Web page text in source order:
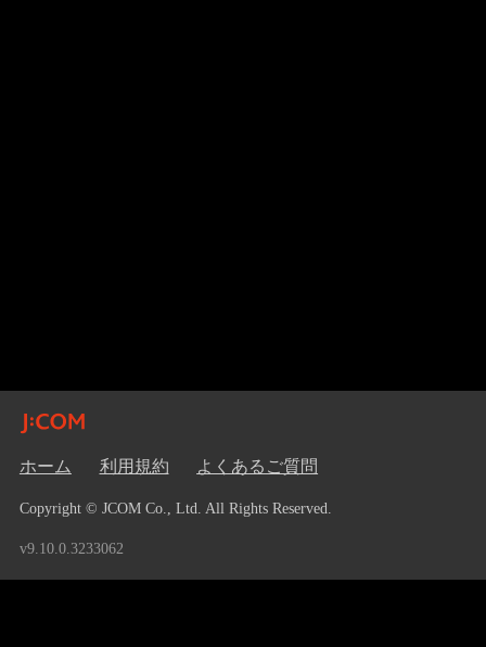
ホーム 利用規約 よくあるご質問
Copyright © JCOM Co., Ltd. All Rights Reserved.
v9.10.0.3233062